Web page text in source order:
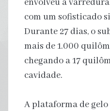
envolveu a
com um sofisticado
Durante 27 dias, o
mais de 1.000
chegando a 17
cavidade.
A plataforma de gelo